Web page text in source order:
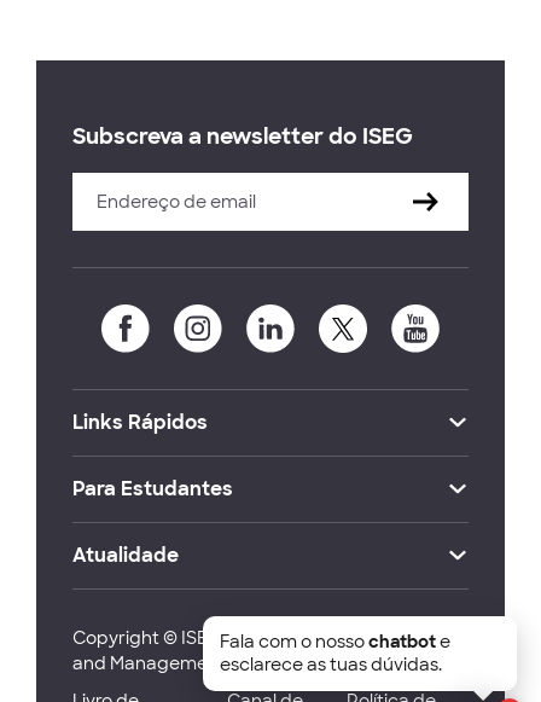
Subscreva a newsletter do ISEG
Links Rápidos
Para Estudantes
Atualidade
Copyright © ISEG Lisbon School of Economics
and Management 2026
Fala com o nossochatbote
esclarece as tuas dúvidas.